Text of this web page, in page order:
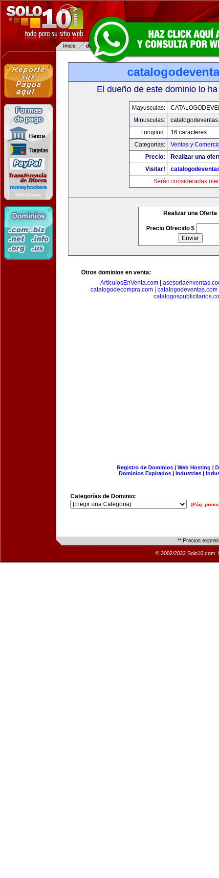
El dueño de este dominio lo
Mayusculas:
Minusculas:
Longitud:
16 caracteres
Categorias:
Ventas y
Precio:
Realizar una
Visitar!
Serán consideradas
Realizar una Oferta
Precio Ofrecido $
Otros dominios en venta:
ArticulosEnVenta.com|
catalogodecompra.com| catalogodeventas.com
Registro de Dominios| Web Hosting |
Dominios Expirados | Industrias |
Categorías de Dominio:
[Pág.
** Precios
© 2002/2022 Solo10.com